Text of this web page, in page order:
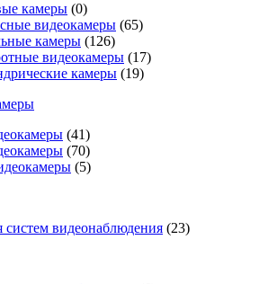
камеры (0)
видеокамеры (65)
камеры (126)
видеокамеры (17)
камеры (19)
(41)
(70)
(5)
видеонаблюдения (23)